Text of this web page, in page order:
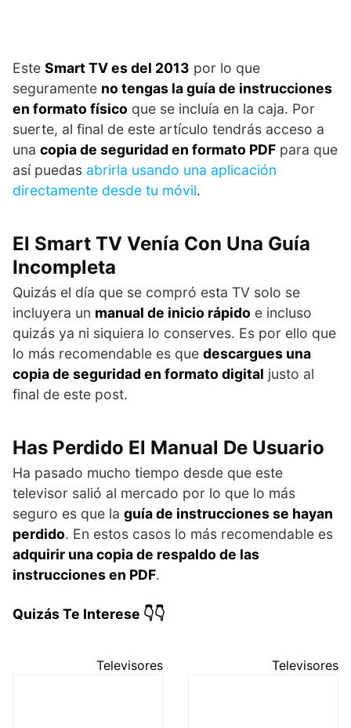
Este Smart TV es del 2013 por lo que
seguramente no tengas la guía de instrucciones
en formato físico que se incluía en la caja. Por
suerte, al final de este artículo tendrás acceso a
una copia de seguridad en formato PDF para que
así puedas abrirla usando una aplicación
directamente desde tu móvil.
El Smart TV Venía Con Una Guía
Incompleta
Quizás el día que se compró esta TV solo se
incluyera un manual de inicio rápido e incluso
quizás ya ni siquiera lo conserves. Es por ello que
lo más recomendable es que descargues una
copia de seguridad en formato digital justo al
final de este post.
Has Perdido El Manual De Usuario
Ha pasado mucho tiempo desde que este
televisor salió al mercado por lo que lo más
seguro es que la guía de instrucciones se hayan
perdido. En estos casos lo más recomendable es
adquirir una copia de respaldo de las
instrucciones en PDF.
Quizás Te Interese 👇👇
Televisores Televisores